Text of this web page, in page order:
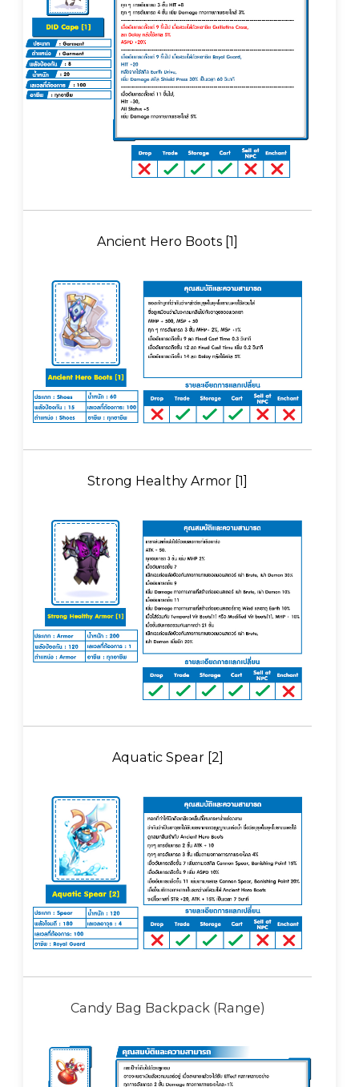
Ancient Hero Boots [1]
Strong Healthy Armor [1]
Aquatic Spear [2]
Candy Bag Backpack (Range)